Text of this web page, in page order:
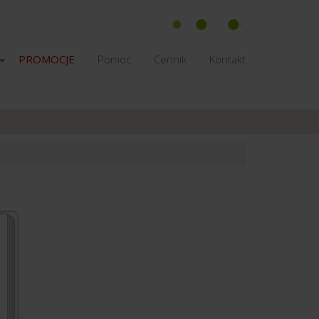
PROMOCJE Pomoc Cennik Kontakt